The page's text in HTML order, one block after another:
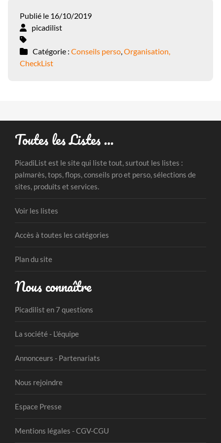
Publié le 16/10/2019
picadilist
Catégorie : Conseils perso,Organisation,
CheckList
Toutes les Listes …
PicadiList est le site qui liste tout, surtout les listes :
palmarès, tops, flops, conseils pro et perso, sélections de
sites, produits et services.
Voir les listes
Accès à toutes les catégories
Plan du site
Nous connaître
Picadilist en 7 questions
La société - L'équipe
Annonceurs - Partenariats
Nous rejoindre
Espace Presse
Mentions légales - CGV-CGU